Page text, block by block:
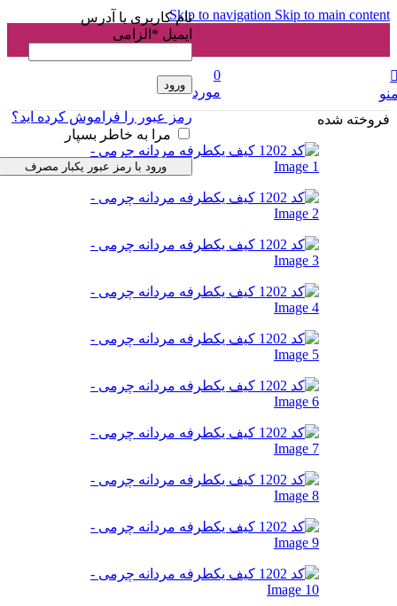
Skip to navigation Skip to main content
0
مورد
نام کاربری یا آدرس
ایمیل * الزامی
ورود
رمز عبور را فراموش کرده اید؟
مرا به خاطر بسپار
ورود با رمز عبور یکبار مصرف
فروخته شده